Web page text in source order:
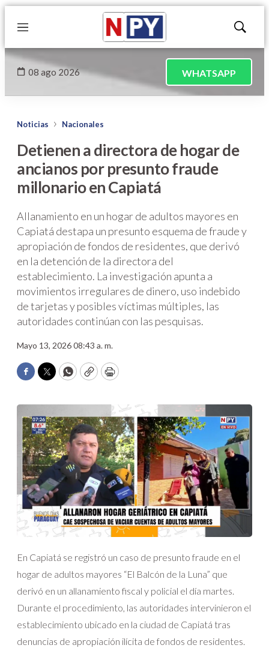
Menú
Mostrar
08 ago 2026 WHATSAPP
Noticias Nacionales
Detienen a directora de hogar de
ancianos por presunto fraude
millonario en Capiatá
Allanamiento en un hogar de adultos mayores en
Capiatá destapa un presunto esquema de fraude y
apropiación de fondos de residentes, que derivó
en la detención de la directora del
establecimiento. La investigación apunta a
movimientos irregulares de dinero, uso indebido
de tarjetas y posibles víctimas múltiples, las
autoridades continúan con las pesquisas.
Mayo 13, 2026 08:43 a. m.
Facebook
TwitterWhatsApp
CopyPrint
En Capiatá se registró un caso de presunto fraude en el
hogar de adultos mayores “El Balcón de la Luna” que
derivó en un allanamiento fiscal y policial el día martes.
Durante el procedimiento, las autoridades intervinieron el
establecimiento ubicado en la ciudad de Capiatá tras
denuncias de apropiación ilícita de fondos de residentes.